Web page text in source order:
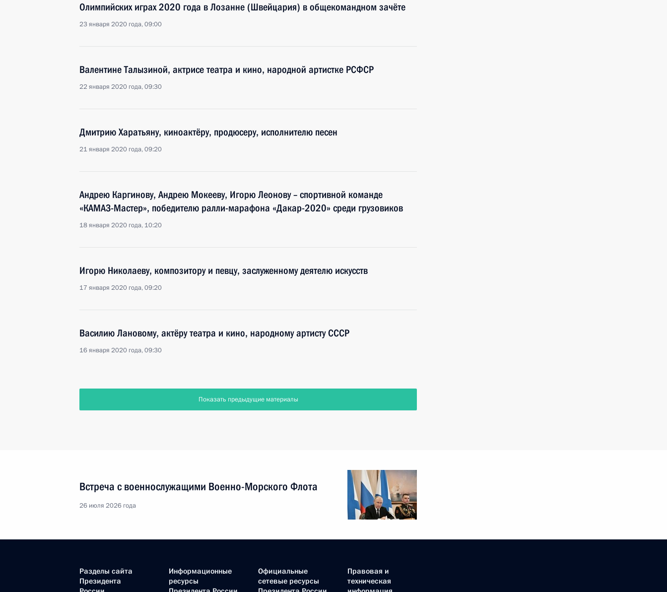
Олимпийских играх 2020 года в Лозанне (Швейцария) в общекомандном зачёте
23 января 2020 года, 09:00
Валентине Талызиной, актрисе театра и кино, народной артистке РСФСР
22 января 2020 года, 09:30
Дмитрию Харатьяну, киноактёру, продюсеру, исполнителю песен
21 января 2020 года, 09:20
Андрею Каргинову, Андрею Мокееву, Игорю Леонову – спортивной команде
«КАМАЗ-Мастер», победителю ралли-марафона «Дакар-2020» среди грузовиков
18 января 2020 года, 10:20
Игорю Николаеву, композитору и певцу, заслуженному деятелю искусств
17 января 2020 года, 09:20
Василию Лановому, актёру театра и кино, народному артисту СССР
16 января 2020 года, 09:30
Показать предыдущие материалы
Встреча с военнослужащими Военно-Морского Флота
26 июля 2026 года
Разделы сайта
Президента
Информационные
ресурсы
Официальные
сетевые ресурсы
Правовая и
техническая